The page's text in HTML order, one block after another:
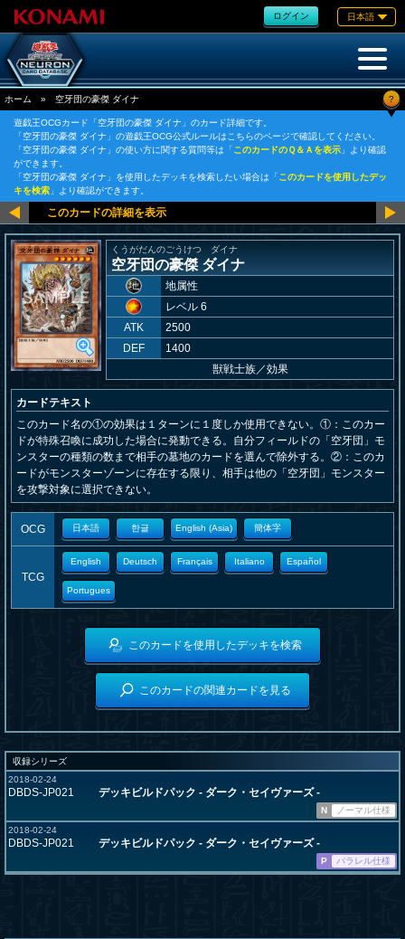
ログイン 日本語
ホーム » 空牙団の豪傑 ダイナ ?
遊戯王OCGカード「空牙団の豪傑 ダイナ」のカード詳細です。
「空牙団の豪傑 ダイナ」の遊戯王OCG公式ルールはこちらのページで確認してください。
「空牙団の豪傑 ダイナ」の使い方に関する質問等は「このカードのＱ＆Ａを表示 」より確認
ができます。
「空牙団の豪傑 ダイナ」を使用したデッキを検索したい場合は「このカードを使用したデッ
キを検索 」より確認ができます。
くうがだんのごうけつ ダイナ
空牙団の豪傑 ダイナ
地属性
レベル 6
ATK
2500
DEF
1400
獣戦士族／効果
カードテキスト
このカード名の①の効果は１ターンに１度しか使用できない。①：このカー
ドが特殊召喚に成功した場合に発動できる。自分フィールドの「空牙団」モ
ンスターの種類の数まで相手の墓地のカードを選んで除外する。②：このカ
ードがモンスターゾーンに存在する限り、相手は他の「空牙団」モンスター
を攻撃対象に選択できない。
OCG 日本語 한글 English (Asia) 簡体字
TCG
English Deutsch Français Italiano Español
Portugues
このカードを使用したデッキを検索
このカードの関連カードを見る
収録シリーズ
2018-02-24
DBDS-JP021 デッキビルドパック - ダーク・セイヴァーズ -
N
ノーマル仕様
2018-02-24
DBDS-JP021 デッキビルドパック - ダーク・セイヴァーズ -
P パラレル仕様